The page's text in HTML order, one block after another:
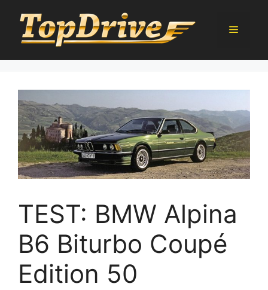
obsah
Menu
TEST: BMW Alpina
B6 Biturbo Coupé
Edition 50